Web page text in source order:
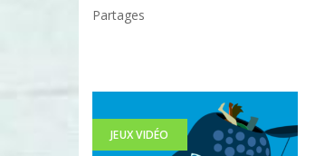
Partages
JEUX VIDÉO